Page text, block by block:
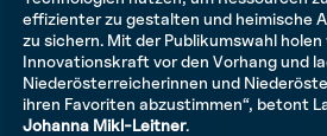
effizienter zu gestalten und heimische
zu sichern. Mit der Publikumswahl holen
Innovationskraft vor den Vorhang und
Niederösterreicherinnen und
ihren Favoriten abzustimmen“, betont
Johanna Mikl-Leitner.